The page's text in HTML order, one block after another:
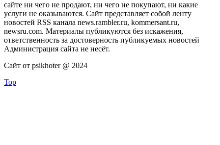
сайте ни чего не продают, ни чего не покупают, ни какие
услуги не оказываются. Сайт представляет собой ленту
новостей RSS канала news.rambler.ru, kommersant.ru,
newsru.com. Материалы публикуются без искажения,
ответственность за достоверность публикуемых новостей
Администрация сайта не несёт.
Сайт от psikhoter @ 2024
Top